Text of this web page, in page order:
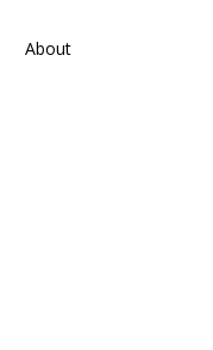
About